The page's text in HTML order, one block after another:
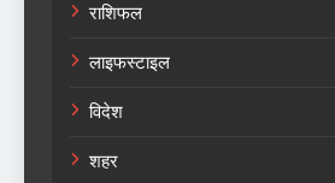
राशिफल
लाइफस्टाइल
विदेश
शहर